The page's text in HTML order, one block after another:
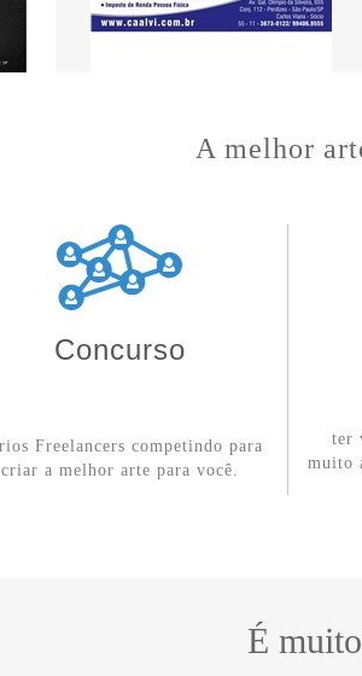
A melhor
Concurso
Freelancers competindo para
criar a melhor arte para você.
ter
muito
É